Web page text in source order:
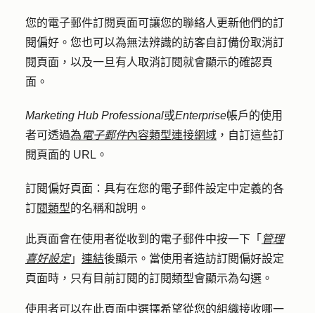
您的電子郵件訂閱頁面可讓您的聯絡人更新他們的訂
閱偏好。您也可以為無法辨識的訪客自訂備份取消訂
閱頁面，以及一旦有人取消訂閱就會顯示的確認頁
面。
Marketing Hub Professional或Enterprise帳戶的使用
者可透過為 電子郵件內容類型連接網域 ，自訂這些訂
閱頁面的 URL。
訂閱偏好頁面： 具有在您的電子郵件設定中定義的各
訂閱類型的名稱和說明。
此頁面會在使用者從收到的電子郵件中按一下「 管理
喜好設定」 連結後顯示。當使用者造訪訂閱偏好設定
頁面時，只有目前訂閱的訂閱類型會顯示為勾選。
使用者可以在此頁面中選擇希望從您的組織接收哪一